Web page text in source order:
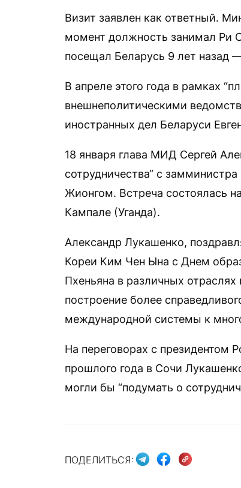
Визит заявлен как ответный.
момент должность занимал Ри
посещал Беларусь 9 лет назад
В апреле этого года в рамках
внешнеполитическими
иностранных дел Беларуси
18 января глава МИД Сергей
сотрудничества“ с
Жионгом. Встреча состоялась
Кампале (Уганда).
Александр Лукашенко,
Кореи Ким Чен Ына с Днем
Пхеньяна в различных
построение более
международной системы к
На переговорах с президентом
прошлого года в Сочи
могли бы “подумать о
ПОДЕЛИТЬСЯ: